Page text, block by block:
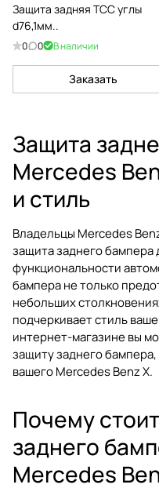
Защита задняя ТСС углы
d76,1мм..
0 0 В наличии
Заказать
Защита
Mercedes
и стиль
Владельцы Mercedes
защита заднего бампера
функциональности
бампера не только
небольших
подчеркивает стиль
интернет-магазине вы
защиту заднего
вашего Mercedes Benz X.
Почему
заднего
Mercedes